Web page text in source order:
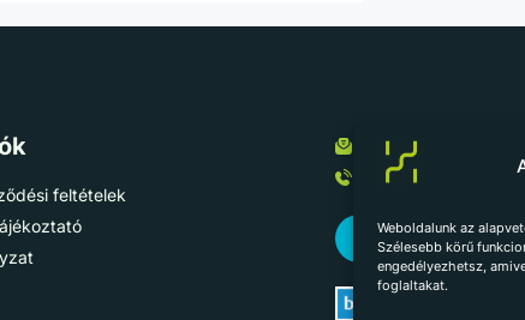
Weboldalunk az
Szélesebb körű
engedélyezhetsz,
foglaltakat.
feltételek
info@helkem.hu
+36 70 784 98 59
Vissza az oldal